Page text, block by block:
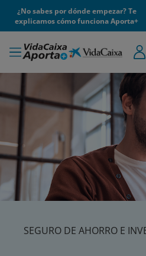
¿No sabes por dónde empezar? Te
explicamos cómo funciona Aporta+
SEGURO DE AHORRO E